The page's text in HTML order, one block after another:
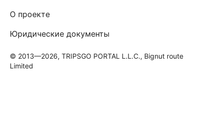
О проекте
Юридические документы
© 2013—2026, TRIPSGO PORTAL L.L.C., Bignut route
Limited